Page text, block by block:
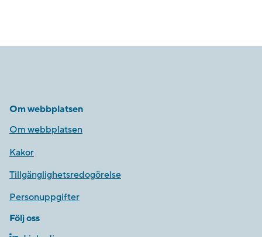
Om webbplatsen
Om webbplatsen
Kakor
Tillgänglighetsredogörelse
Personuppgifter
Följ oss